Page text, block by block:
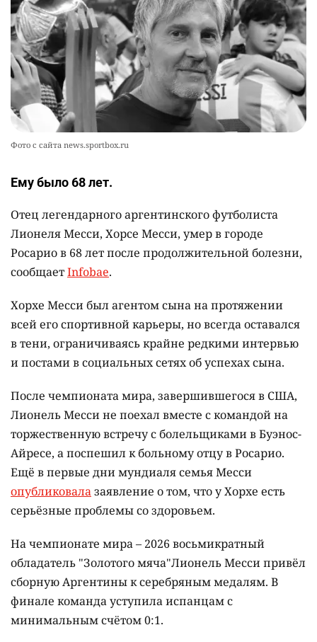
10
Жителя Костанайской области осудили за
установку Sim-Box
2304 0 25
Фото с сайта news.sportbox.ru
Ему было 68 лет.
Отец легендарного аргентинского футболиста
Лионеля Месси, Хорсе Месси, умер в городе
Росарио в 68 лет после продолжительной болезни,
сообщаетInfobae.
Хорхе Месси был агентом сына на протяжении
всей его спортивной карьеры, но всегда оставался
в тени, ограничиваясь крайне редкими интервью
и постами в социальных сетях об успехах сына.
После чемпионата мира, завершившегося в США,
Лионель Месси не поехал вместе с командой на
торжественную встречу с болельщиками в Буэнос-
Айресе, а поспешил к больному отцу в Росарио.
Ещё в первые дни мундиаля семья Месси
опубликовалазаявление о том, что у Хорхе есть
серьёзные проблемы со здоровьем.
На чемпионате мира – 2026 восьмикратный
обладатель "Золотого мяча"Лионель Месси привёл
сборную Аргентины к серебряным медалям. В
финале команда уступила испанцам с
минимальным счётом 0:1.